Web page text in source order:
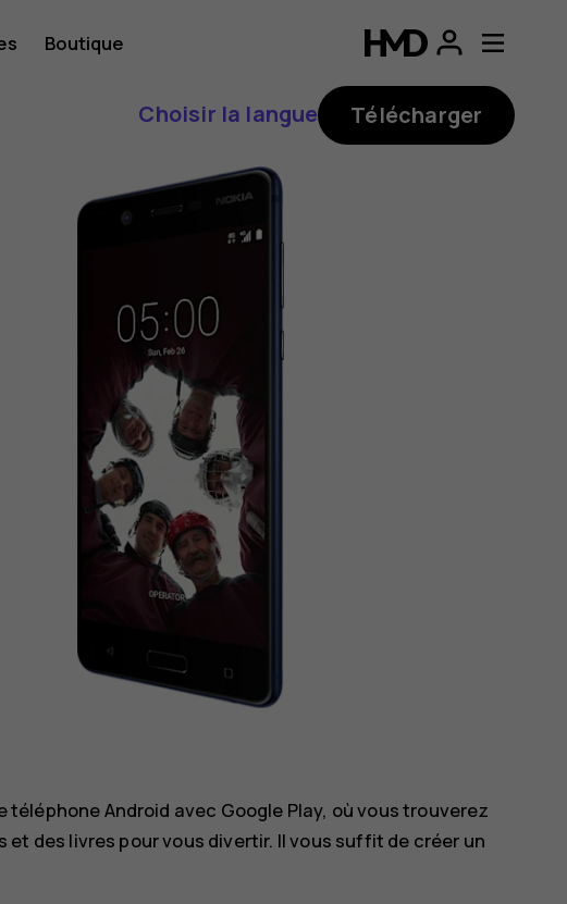
Boutique
Choisir la langue Télécharger
Android avec Google Play, où vous trouverez
des livres pour vous divertir. Il vous suffit de créer un